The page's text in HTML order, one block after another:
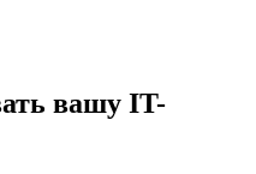
вашу IT-